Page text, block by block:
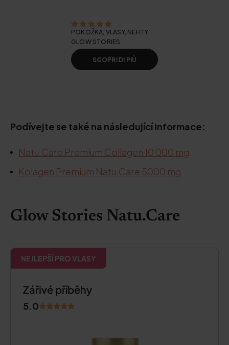
POKOŽKA, VLASY, NEHTY:
GLOW STORIES
SCOPRI DI PIÙ
Podívejte se také na následující informace:
Natu.Care Premium Collagen 10 000 mg
Kolagen Premium Natu.Care 5000 mg
Glow Stories Natu.Care
NEJLEPŠÍ PRO VLASY
Zářivé příběhy
5.0